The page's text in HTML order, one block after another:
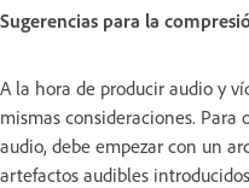
Sugerencias para la
A la hora de producir audio y
mismas consideraciones.
audio, debe empezar con un
artefactos audibles